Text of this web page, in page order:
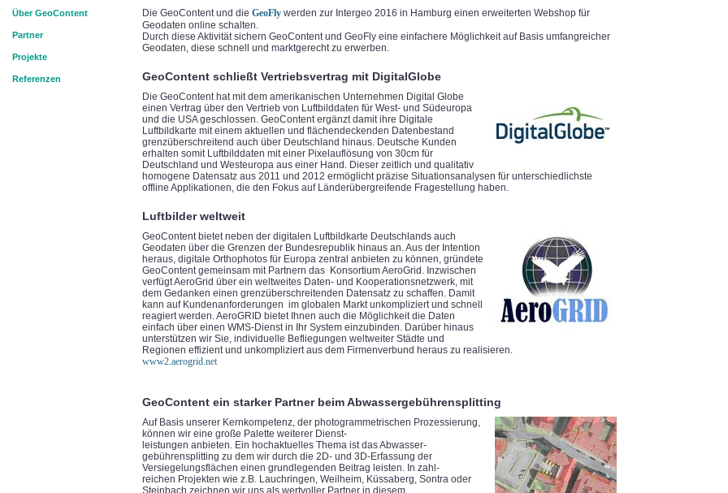
Über GeoContent
Partner
Projekte
Referenzen
Die GeoContent und die GeoFly werden zur Intergeo 2016 in Hamburg einen erweiterten Webshop für
Geodaten online schalten.
Durch diese Aktivität sichern GeoContent und GeoFly eine einfachere Möglichkeit auf Basis umfangreicher
Geodaten, diese schnell und marktgerecht zu erwerben.
GeoContent schließt Vertriebsvertrag mit DigitalGlobe
Die GeoContent hat mit dem amerikanischen Unternehmen Digital Globe
einen Vertrag über den Vertrieb von Luftbilddaten für West- und Südeuropa
und die USA geschlossen. GeoContent ergänzt damit ihre Digitale
Luftbildkarte mit einem aktuellen und flächendeckenden Datenbestand
grenzüberschreitend auch über Deutschland hinaus. Deutsche Kunden
erhalten somit Luftbilddaten mit einer Pixelauflösung von 30cm für
Deutschland und Westeuropa aus einer Hand. Dieser zeitlich und qualitativ
homogene Datensatz aus 2011 und 2012 ermöglicht präzise Situationsanalysen für unterschiedlichste
offline Applikationen, die den Fokus auf Länderübergreifende Fragestellung haben.
Luftbilder weltweit
GeoContent bietet neben der digitalen Luftbildkarte Deutschlands auch
Geodaten über die Grenzen der Bundesrepublik hinaus an. Aus der Intention
heraus, digitale Orthophotos für Europa zentral anbieten zu können, gründete
GeoContent gemeinsam mit Partnern das Konsortium AeroGrid. Inzwischen
verfügt AeroGrid über ein weltweites Daten- und Kooperationsnetzwerk, mit
dem Gedanken einen grenzüberschreitenden Datensatz zu schaffen. Damit
kann auf Kundenanforderungen im globalen Markt unkompliziert und schnell
reagiert werden. AeroGRID bietet Ihnen auch die Möglichkeit die Daten
einfach über einen WMS-Dienst in Ihr System einzubinden. Darüber hinaus
unterstützen wir Sie, individuelle Befliegungen weltweiter Städte und
Regionen effizient und unkompliziert aus dem Firmenverbund heraus zu realisieren.
www2.aerogrid.net
GeoContent ein starker Partner beim Abwassergebührensplitting
Auf Basis unserer Kernkompetenz, der photogrammetrischen Prozessierung,
können wir eine große Palette weiterer Dienst-
leistungen anbieten. Ein hochaktuelles Thema ist das Abwasser-
gebührensplitting zu dem wir durch die 2D- und 3D-Erfassung der
Versiegelungsflächen einen grundlegenden Beitrag leisten. In zahl-
reichen Projekten wie z.B. Lauchringen, Weilheim, Küssaberg, Sontra oder
Steinbach zeichnen wir uns als wertvoller Partner in diesem